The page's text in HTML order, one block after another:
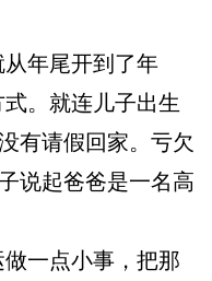
年尾开到了年
。就连儿子出生
有请假回家。亏欠
说起爸爸是一名高
一点小事，把那